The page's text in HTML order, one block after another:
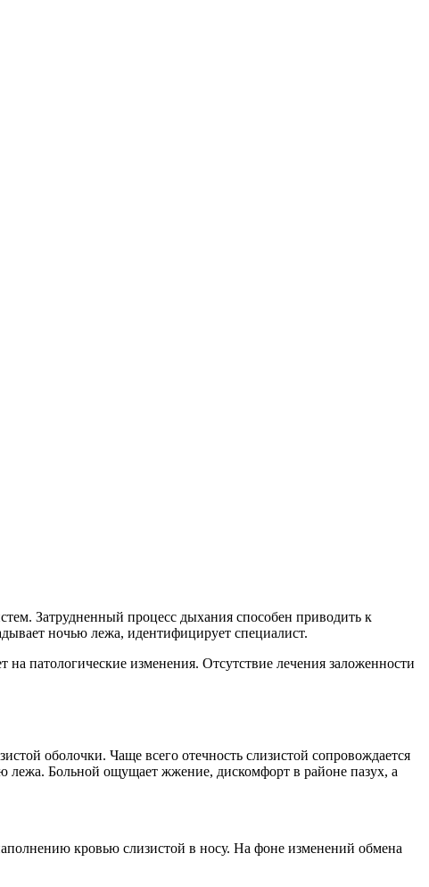
Затрудненный процесс дыхания способен приводить к
ночью лежа, идентифицирует специалист.
на патологические изменения. Отсутствие лечения заложенности
оболочки. Чаще всего отечность слизистой сопровождается
лежа. Больной ощущает жжение, дискомфорт в районе пазух, а
кровью слизистой в носу. На фоне изменений обмена